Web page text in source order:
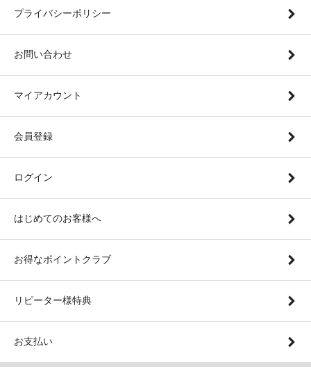
プライバシーポリシー
お問い合わせ
マイアカウント
会員登録
ログイン
はじめてのお客様へ
お得なポイントクラブ
リピーター様特典
お支払い